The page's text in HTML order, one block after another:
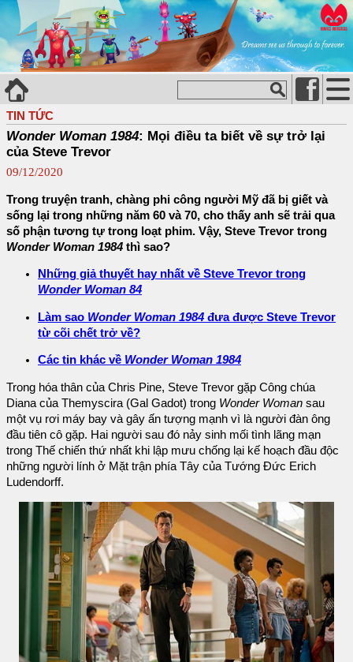
TIN TỨC
Wonder Woman 1984: Mọi điều ta biết về sự trở lại
của Steve Trevor
09/12/2020
Trong truyện tranh, chàng phi công người Mỹ đã bị giết và
sống lại trong những năm 60 và 70, cho thấy anh sẽ trải qua
số phận tương tự trong loạt phim. Vậy, Steve Trevor trong
Wonder Woman 1984 thì sao?
Những giả thuyết hay nhất về Steve Trevor trong
Wonder Woman 84
Làm sao Wonder Woman 1984 đưa được Steve Trevor
từ cõi chết trở về?
Các tin khác về Wonder Woman 1984
Trong hóa thân của Chris Pine, Steve Trevor gặp Công chúa
Diana của Themyscira (Gal Gadot) trong Wonder Woman sau
một vụ rơi máy bay và gây ấn tượng mạnh vì là người đàn ông
đầu tiên cô gặp. Hai người sau đó nảy sinh mối tình lãng mạn
trong Thế chiến thứ nhất khi lập mưu chống lại kế hoạch đầu độc
những người lính ở Mặt trận phía Tây của Tướng Đức Erich
Ludendorff.